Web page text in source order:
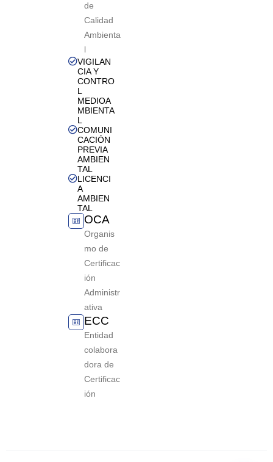
de
Calidad
Ambienta
l
VIGILAN
CIA Y
CONTRO
L
MEDIOA
MBIENTA
L
COMUNI
CACIÓN
PREVIA
AMBIEN
TAL
LICENCI
A
AMBIEN
TAL
OCA
Organis
mo de
Certificac
ión
Administr
ativa
ECC
Entidad
colabora
dora de
Certificac
ión